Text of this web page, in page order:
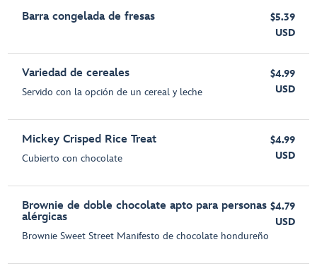
Barra congelada de fresas
$5.39
USD
Variedad de cereales
Servido con la opción de un cereal y leche
$4.99
USD
Mickey Crisped Rice Treat
Cubierto con chocolate
$4.99
USD
Brownie de doble chocolate apto para personas
alérgicas
Brownie Sweet Street Manifesto de chocolate hondureño
$4.79
USD